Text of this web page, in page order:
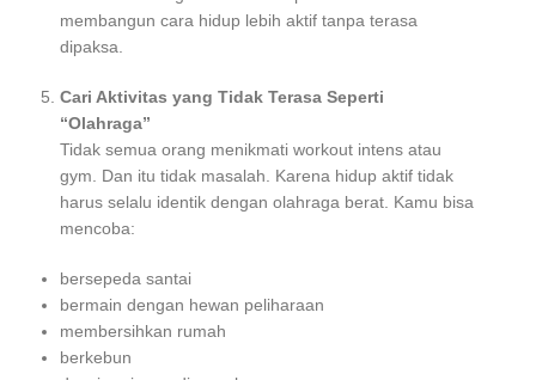
membangun cara hidup lebih aktif tanpa terasa
dipaksa.
Cari Aktivitas yang Tidak Terasa Seperti
“Olahraga”
Tidak semua orang menikmati workout intens atau
gym. Dan itu tidak masalah. Karena hidup aktif tidak
harus selalu identik dengan olahraga berat. Kamu bisa
mencoba:
bersepeda santai
bermain dengan hewan peliharaan
membersihkan rumah
berkebun